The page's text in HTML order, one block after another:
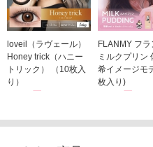
loveil（ラヴェール）
Honey trick（ハニー
トリック） （10枚入
り）
FLANMY フラ
ミルクプリン
希イメージモ
枚入り)